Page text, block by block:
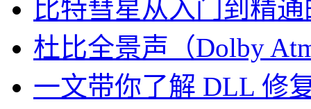
比特彗星从入门到精
杜比全景声（Dolby
一文带你了解 DLL 修